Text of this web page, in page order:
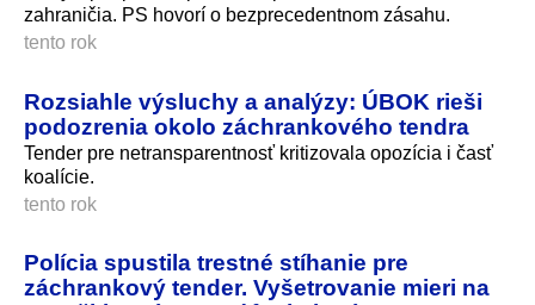
zahraničia. PS hovorí o bezprecedentnom zásahu.
tento rok
Rozsiahle výsluchy a analýzy: ÚBOK rieši
podozrenia okolo záchrankového tendra
Tender pre netransparentnosť kritizovala opozícia i časť
koalície.
tento rok
Polícia spustila trestné stíhanie pre
záchrankový tender. Vyšetrovanie mieri na